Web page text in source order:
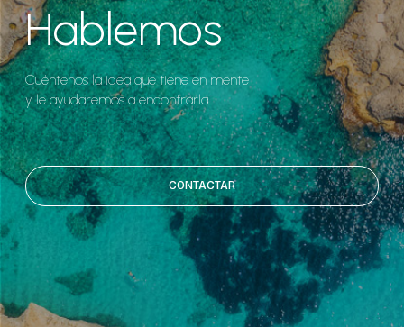
Hablemos
Cuéntenos la idea que tiene en mente
y le ayudaremos a encontrarla.
CONTACTAR